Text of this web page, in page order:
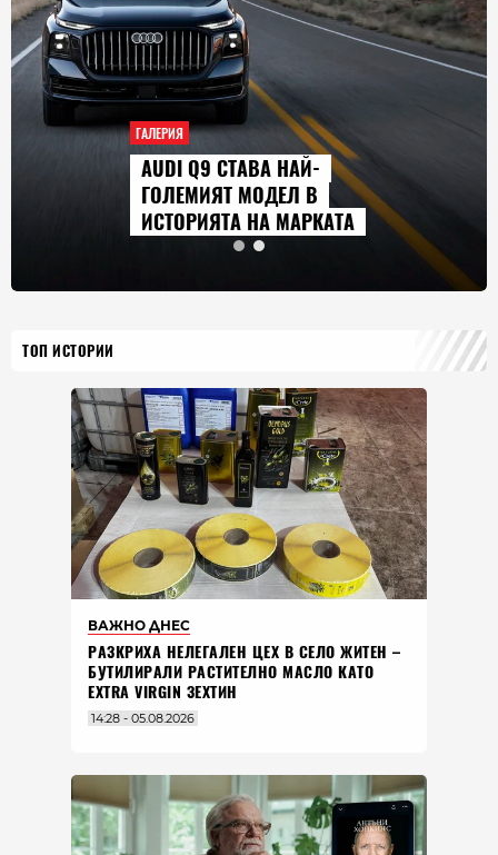
ГАЛЕРИЯ
AUDI Q9 СТАВА НАЙ-
ГОЛЕМИЯТ МОДЕЛ В
ИСТОРИЯТА НА МАРКАТА
ТОП ИСТОРИИ
ВАЖНО ДНЕС
РАЗКРИХА НЕЛЕГАЛЕН ЦЕХ В СЕЛО ЖИТЕН –
БУТИЛИРАЛИ РАСТИТЕЛНО МАСЛО КАТО
EXTRA VIRGIN ЗЕХТИН
14:28 - 05.08.2026